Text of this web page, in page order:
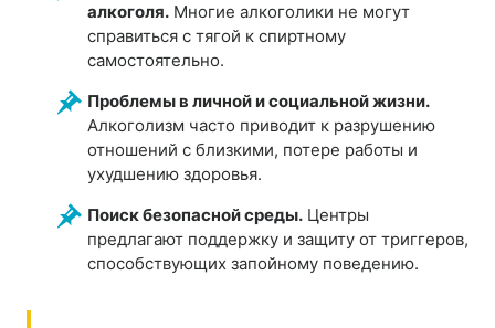
алкоголя. Многие алкоголики не могут
справиться с тягой к спиртному
самостоятельно.
Проблемы в личной и социальной жизни.
Алкоголизм часто приводит к разрушению
отношений с близкими, потере работы и
ухудшению здоровья.
Поиск безопасной среды. Центры
предлагают поддержку и защиту от триггеров,
способствующих запойному поведению.